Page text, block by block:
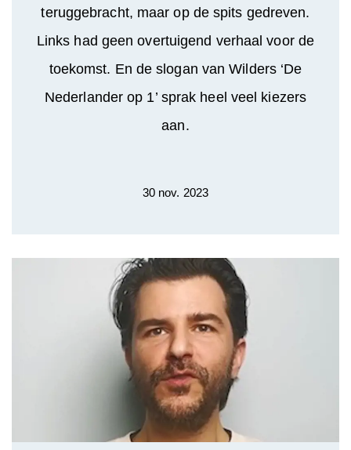
teruggebracht, maar op de spits gedreven.
Links had geen overtuigend verhaal voor de
toekomst. En de slogan van Wilders ‘De
Nederlander op 1’ sprak heel veel kiezers
aan.
30 nov. 2023